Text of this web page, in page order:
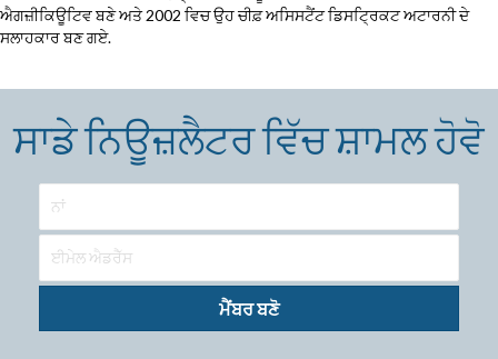
ਐਗਜ਼ੀਕਿਊਟਿਵ ਬਣੇ ਅਤੇ 2002 ਵਿਚ ਉਹ ਚੀਫ਼ ਅਸਿਸਟੈਂਟ ਡਿਸਟ੍ਰਿਕਟ ਅਟਾਰਨੀ ਦੇ
ਸਲਾਹਕਾਰ ਬਣ ਗਏ.
ਸਾਡੇ ਨਿਊਜ਼ਲੈਟਰ ਵਿੱਚ ਸ਼ਾਮਲ ਹੋਵੋ
ਮੈਂਬਰ ਬਣੋ